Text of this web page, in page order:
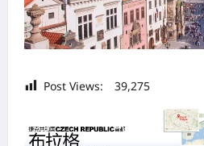
Post Views: 39,275